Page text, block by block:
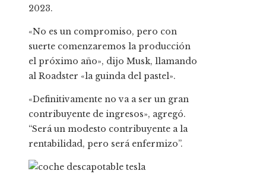
2023.
«No es un compromiso, pero con
suerte comenzaremos la producción
el próximo año», dijo Musk, llamando
al Roadster «la guinda del pastel».
«Definitivamente no va a ser un gran
contribuyente de ingresos», agregó.
“Será un modesto contribuyente a la
rentabilidad, pero será enfermizo”.